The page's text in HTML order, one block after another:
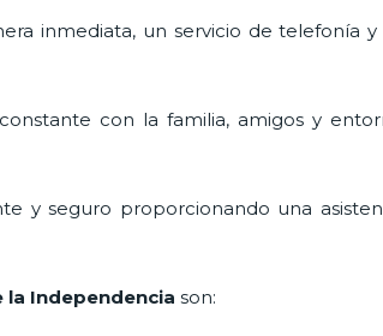
inmediata, un servicio de telefonía y
con la familia, amigos y
y seguro proporcionando una
la Independencia son: